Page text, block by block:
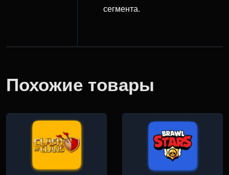
сегмента.
Похожие товары